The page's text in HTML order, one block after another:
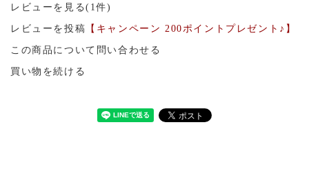
レビューを見る(1件)
レビューを投稿 【キャンペーン 200ポイントプレゼント♪】
この商品について問い合わせる
買い物を続ける